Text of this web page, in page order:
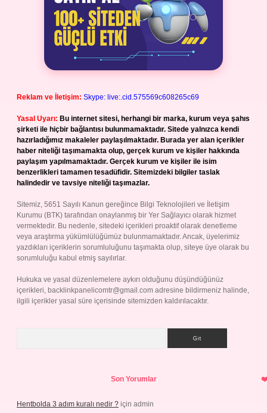
Reklam ve İletişim: Skype: live:.cid.575569c608265c69
Yasal Uyarı: Bu internet sitesi, herhangi bir marka, kurum veya şahıs
şirketi ile hiçbir bağlantısı bulunmamaktadır. Sitede yalnızca kendi
hazırladığımız makaleler paylaşılmaktadır. Burada yer alan içerikler
haber niteliği taşımamakta olup, gerçek kurum ve kişiler hakkında
paylaşım yapılmamaktadır. Gerçek kurum ve kişiler ile isim
benzerlikleri tamamen tesadüfidir. Sitemizdeki bilgiler taslak
halindedir ve tavsiye niteliği taşımazlar.
Sitemiz, 5651 Sayılı Kanun gereğince Bilgi Teknolojileri ve İletişim
Kurumu (BTK) tarafından onaylanmış bir Yer Sağlayıcı olarak hizmet
vermektedir. Bu nedenle, sitedeki içerikleri proaktif olarak denetleme
veya araştırma yükümlülüğümüz bulunmamaktadır. Ancak, üyelerimiz
yazdıkları içeriklerin sorumluluğunu taşımakta olup, siteye üye olarak bu
sorumluluğu kabul etmiş sayılırlar.
Hukuka ve yasal düzenlemelere aykırı olduğunu düşündüğünüz
içerikleri, backlinkpanelicomtr@gmail.com adresine bildirmeniz halinde,
ilgili içerikler yasal süre içerisinde sitemizden kaldırılacaktır.
Son Yorumlar
Hentbolda 3 adım kuralı nedir ? için admin